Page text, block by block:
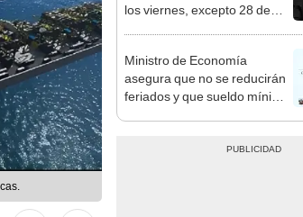
los viernes, excepto 28 de
Ministro de Economía
asegura que no se reducirán
feriados y que sueldo mínimo